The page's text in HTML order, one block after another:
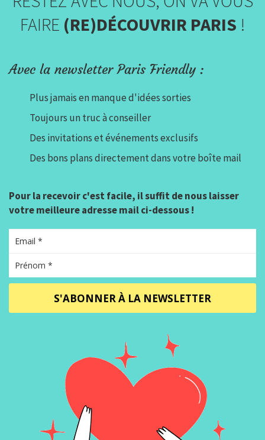
FAIRE (RE)DÉCOUVRIR PARIS !
Avec la newsletter Paris Friendly :
Plus jamais en manque d'idées sorties
Toujours un truc à conseiller
Des invitations et événements exclusifs
Des bons plans directement dans votre boîte mail
Pour la recevoir c'est facile, il suffit de nous laisser
votre meilleure adresse mail ci-dessous !
S'ABONNER À LA NEWSLETTER